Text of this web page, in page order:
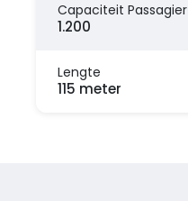
Capaciteit Passagier
1.200
Lengte
115 meter